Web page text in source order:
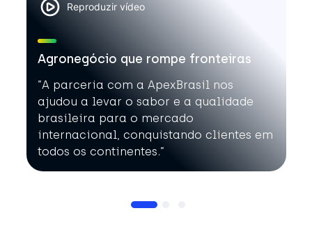
Reproduzir vídeo
Agronegócio que rompe fronteiras
”A parceria com a ApexBrasil nos
ajudou a levar o sabor e a qualidade
brasileira para o mercado
internacional, conquistando clientes em
todos os continentes.”